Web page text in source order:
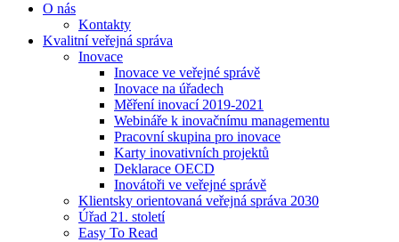
O nás
Kontakty
Kvalitní veřejná správa
Inovace
Inovace ve veřejné správě
Inovace na úřadech
Měření inovací 2019-2021
Webináře k inovačnímu managementu
Pracovní skupina pro inovace
Karty inovativních projektů
Deklarace OECD
Inovátoři ve veřejné správě
Klientsky orientovaná veřejná správa 2030
Úřad 21. století
Easy To Read